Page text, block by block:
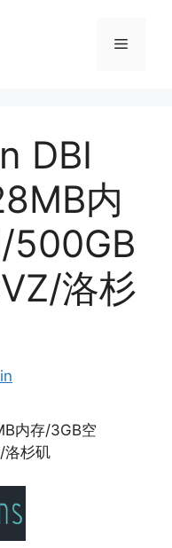
菜
DBI
内
500GB
洛杉
内存/3GB空
洛杉矶